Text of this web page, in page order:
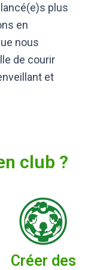
plus
en
nous
de courir
et
club ?
Créer des